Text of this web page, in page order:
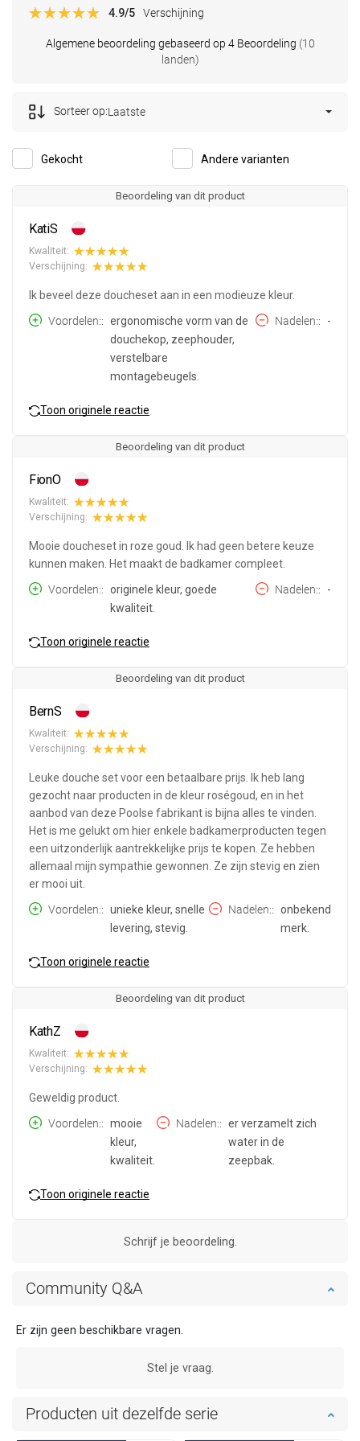
Algemene beoordeling gebaseerd op 4 Beoordeling (10
landen)
4.9/5 Verschijning
Gekocht Andere varianten
Sorteer op:Laatste
Beoordeling van dit product
KatiS
Kwaliteit:
Verschijning:
Ik beveel deze doucheset aan in een modieuze kleur.
Voordelen:
ergonomische vorm van de
douchekop, zeephouder,
verstelbare
montagebeugels.
Nadelen: -
Toon originele reactie
Beoordeling van dit product
FionO
Kwaliteit:
Verschijning:
Mooie doucheset in roze goud. Ik had geen betere keuze
kunnen maken. Het maakt de badkamer compleet.
Voordelen:
originele kleur, goede
kwaliteit.
Nadelen: -
Toon originele reactie
Beoordeling van dit product
BernS
Kwaliteit:
Verschijning:
Leuke douche set voor een betaalbare prijs. Ik heb lang
gezocht naar producten in de kleur roségoud, en in het
aanbod van deze Poolse fabrikant is bijna alles te vinden.
Het is me gelukt om hier enkele badkamerproducten tegen
een uitzonderlijk aantrekkelijke prijs te kopen. Ze hebben
allemaal mijn sympathie gewonnen. Ze zijn stevig en zien
er mooi uit.
Voordelen:
unieke kleur, snelle
levering, stevig.
Nadelen:
onbekend
merk.
Toon originele reactie
Beoordeling van dit product
KathZ
Kwaliteit:
Verschijning:
Geweldig product.
Voordelen:
mooie
kleur,
kwaliteit.
Nadelen:
er verzamelt zich
water in de
zeepbak.
Toon originele reactie
Schrijf je beoordeling.
Community Q&A
Er zijn geen beschikbare vragen.
Stel je vraag.
Producten uit dezelfde serie